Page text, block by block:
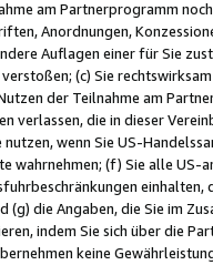
am Partnerprogramm
Anordnungen,
Auflagen einer für Sie
(c) Sie
der Teilnahme am
verlassen, die in dieser
wenn Sie US-
wahrnehmen; (f) Sie alle
(g) die Angaben, die Sie im
indem Sie sich über die
keine